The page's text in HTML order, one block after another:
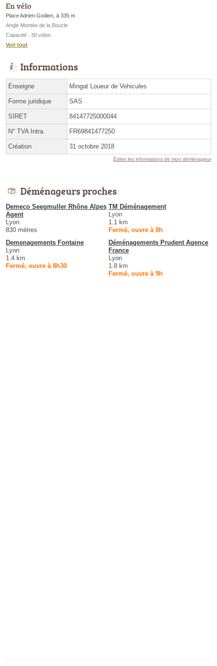
En vélo
Place Adrien Godien, à 335 m
Angle Montée de la Boucle
Capacité : 30 vélos
Voir tout
Informations
Enseigne Mingat Loueur de Vehicules
Forme juridique SAS
SIRET 84147725000044
N° TVA Intra. FR69841477250
Création 31 octobre 2018
Éditer les informations de mon déménageur
Déménageurs proches
Demeco Seegmuller Rhône Alpes
Agent
Lyon
830 mètres
TM Déménagement
Lyon
1.1 km
Fermé, ouvre à 8h
Demenagements Fontaine
Lyon
1.4 km
Fermé, ouvre à 8h30
Déménagements Prudent Agence
France
Lyon
1.8 km
Fermé, ouvre à 9h